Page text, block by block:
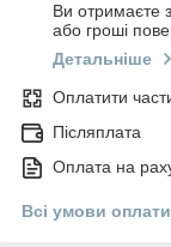
Ви отримаєте
або гроші
Детальніше
Оплатити
Післяплата
Оплата на
Всі умови оплати